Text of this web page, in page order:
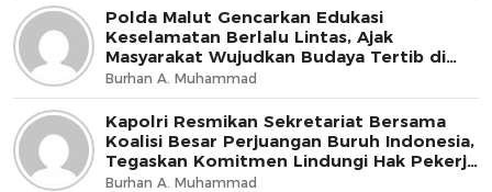
Polda Malut Gencarkan Edukasi
Keselamatan Berlalu Lintas, Ajak
Masyarakat Wujudkan Budaya Tertib di
Jalan
Burhan A. Muhammad
Kapolri Resmikan Sekretariat Bersama
Koalisi Besar Perjuangan Buruh Indonesia,
Tegaskan Komitmen Lindungi Hak Pekerja
dan Jaga Iklim Investasi
Burhan A. Muhammad